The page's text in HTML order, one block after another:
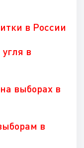
в России
в
выборах в
в